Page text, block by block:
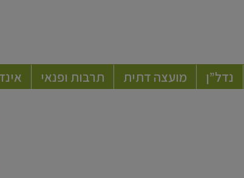
נדל”ן מועצה דתית תרבות ופנאי